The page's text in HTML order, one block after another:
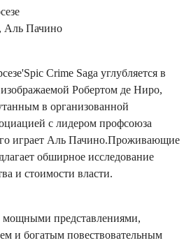
Аль Пачино
Crime Saga углубляется в
Робертом де Ниро,
в организованной
с лидером профсоюза
играет Аль Пачино.Проживающие
обширное исследование
и стоимости власти.
мощными представлениями,
и богатым повествовательным